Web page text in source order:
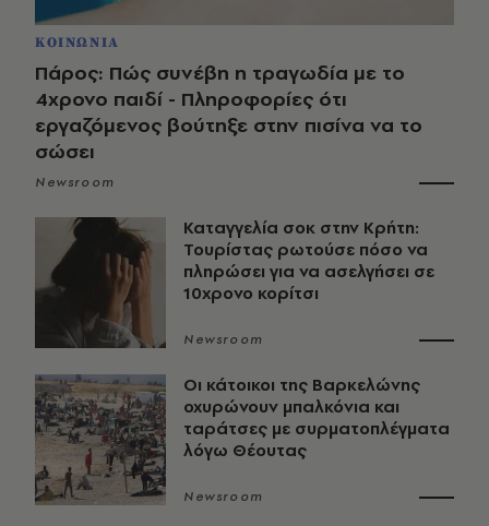
ΚΟΙΝΩΝΙΑ
Πάρος: Πώς συνέβη η τραγωδία με το
4χρονο παιδί - Πληροφορίες ότι
εργαζόμενος βούτηξε στην πισίνα να το
σώσει
Newsroom
Καταγγελία σοκ στην Κρήτη:
Τουρίστας ρωτούσε πόσο να
πληρώσει για να ασελγήσει σε
10χρονο κορίτσι
Newsroom
Οι κάτοικοι της Βαρκελώνης
οχυρώνουν μπαλκόνια και
ταράτσες με συρματοπλέγματα
λόγω Θέουτας
Newsroom